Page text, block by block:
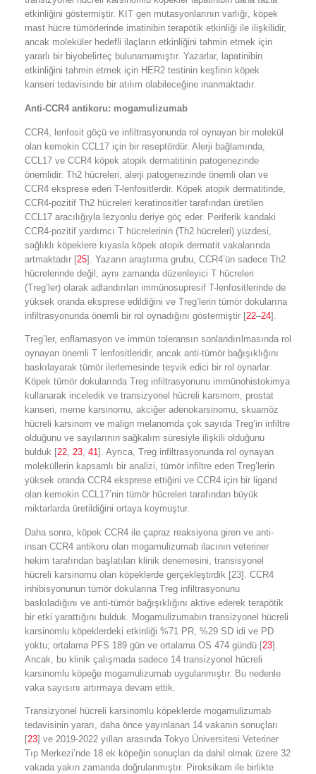
etkinliğini göstermiştir. KIT gen mutasyonlarının varlığı, köpek
mast hücre tümörlerinde imatinibin terapötik etkinliği ile ilişkilidir,
ancak moleküler hedefli ilaçların etkinliğini tahmin etmek için
yararlı bir biyobelirteç bulunamamıştır. Yazarlar, lapatinibin
etkinliğini tahmin etmek için HER2 testinin keşfinin köpek
kanseri tedavisinde bir atılım olabileceğine inanmaktadır.
Anti-CCR4 antikoru: mogamulizumab
CCR4, lenfosit göçü ve infiltrasyonunda rol oynayan bir molekül
olan kemokin CCL17 için bir reseptördür. Alerji bağlamında,
CCL17 ve CCR4 köpek atopik dermatitinin patogenezinde
önemlidir. Th2 hücreleri, alerji patogenezinde önemli olan ve
CCR4 eksprese eden T-lenfositlerdir. Köpek atopik dermatitinde,
CCR4-pozitif Th2 hücreleri keratinositler tarafından üretilen
CCL17 aracılığıyla lezyonlu deriye göç eder. Periferik kandaki
CCR4-pozitif yardımcı T hücrelerinin (Th2 hücreleri) yüzdesi,
sağlıklı köpeklere kıyasla köpek atopik dermatit vakalarında
artmaktadır [25]. Yazarın araştırma grubu, CCR4’ün sadece Th2
hücrelerinde değil, aynı zamanda düzenleyici T hücreleri
(Treg’ler) olarak adlandırılan immünosupresif T-lenfositlerinde de
yüksek oranda eksprese edildiğini ve Treg’lerin tümör dokularına
infiltrasyonunda önemli bir rol oynadığını göstermiştir [22–24].
Treg’ler, enflamasyon ve immün toleransın sonlandırılmasında rol
oynayan önemli T lenfositleridir, ancak anti-tümör bağışıklığını
baskılayarak tümör ilerlemesinde teşvik edici bir rol oynarlar.
Köpek tümör dokularında Treg infiltrasyonunu immünohistokimya
kullanarak inceledik ve transizyonel hücreli karsinom, prostat
kanseri, meme karsinomu, akciğer adenokarsinomu, skuamöz
hücreli karsinom ve malign melanomda çok sayıda Treg’in infiltre
olduğunu ve sayılarının sağkalım süresiyle ilişkili olduğunu
bulduk [22, 23, 41]. Ayrıca, Treg infiltrasyonunda rol oynayan
moleküllerin kapsamlı bir analizi, tümör infiltre eden Treg’lerin
yüksek oranda CCR4 eksprese ettiğini ve CCR4 için bir ligand
olan kemokin CCL17’nin tümör hücreleri tarafından büyük
miktarlarda üretildiğini ortaya koymuştur.
Daha sonra, köpek CCR4 ile çapraz reaksiyona giren ve anti-
insan CCR4 antikoru olan mogamulizumab ilacının veteriner
hekim tarafından başlatılan klinik denemesini, transisyonel
hücreli karsinomu olan köpeklerde gerçekleştirdik [23]. CCR4
inhibisyonunun tümör dokularına Treg infiltrasyonunu
baskıladığını ve anti-tümör bağışıklığını aktive ederek terapötik
bir etki yarattığını bulduk. Mogamulizumabın transizyonel hücreli
karsinomlu köpeklerdeki etkinliği %71 PR, %29 SD idi ve PD
yoktu; ortalama PFS 189 gün ve ortalama OS 474 gündü [23].
Ancak, bu klinik çalışmada sadece 14 transizyonel hücreli
karsinomlu köpeğe mogamulizumab uygulanmıştır. Bu nedenle
vaka sayısını artırmaya devam ettik.
Transizyonel hücreli karsinomlu köpeklerde mogamulizumab
tedavisinin yararı, daha önce yayınlanan 14 vakanın sonuçları
[23] ve 2019-2022 yılları arasında Tokyo Üniversitesi Veteriner
Tıp Merkezi’nde 18 ek köpeğin sonuçları da dahil olmak üzere 32
vakada yakın zamanda doğrulanmıştır. Piroksikam ile birlikte